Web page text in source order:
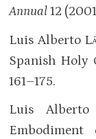
Annual12
Luis Alberto
Spanish Holy
161–175.
Luis Alberto